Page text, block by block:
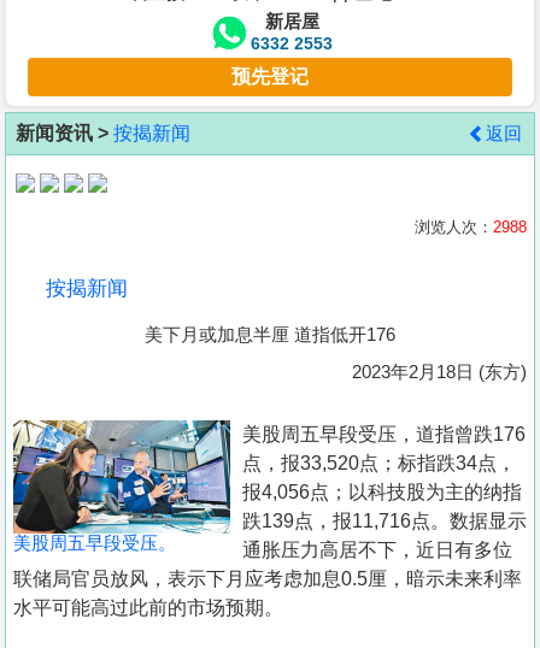
客
地
产
置
业
手
册
关
新居屋
6332 2553
预先登记
新闻资讯 > 按揭新闻 返回
浏览人次： 2988
按揭新闻
美下月或加息半厘 道指低开176
2023年2月18日 (东方)
美股周五早段受压。
美股周五早段受压，道指曾跌176
点，报33,520点；标指跌34点，
报4,056点；以科技股为主的纳指
跌139点，报11,716点。数据显示
通胀压力高居不下，近日有多位
联储局官员放风，表示下月应考虑加息0.5厘，暗示未来利率
水平可能高过此前的市场预期。